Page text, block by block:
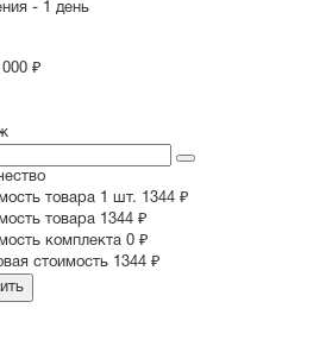
-
1 день
₽
товара 1 шт.
1344 ₽
товара
1344 ₽
комплекта 0 ₽
стоимость
1344 ₽